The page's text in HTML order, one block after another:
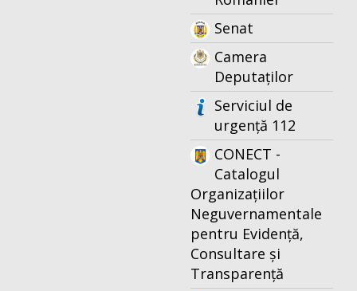
Senat
Camera
Deputaților
Serviciul de
urgență 112
CONECT -
Catalogul
Organizațiilor
Neguvernamentale
pentru Evidență,
Consultare și
Transparență